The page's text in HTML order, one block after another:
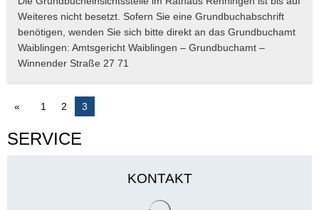
1 2 3
SERVICE
KONTAKT